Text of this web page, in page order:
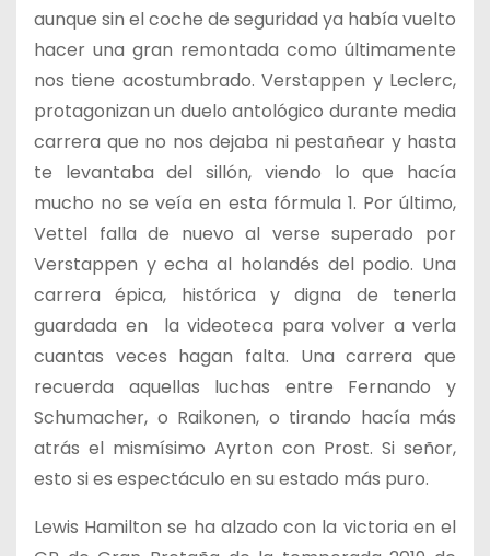
aunque sin el coche de seguridad ya había vuelto
hacer una gran remontada como últimamente
nos tiene acostumbrado. Verstappen y Leclerc,
protagonizan un duelo antológico durante media
carrera que no nos dejaba ni pestañear y hasta
te levantaba del sillón, viendo lo que hacía
mucho no se veía en esta fórmula 1. Por último,
Vettel falla de nuevo al verse superado por
Verstappen y echa al holandés del podio. Una
carrera épica, histórica y digna de tenerla
guardada en la videoteca para volver a verla
cuantas veces hagan falta. Una carrera que
recuerda aquellas luchas entre Fernando y
Schumacher, o Raikonen, o tirando hacía más
atrás el mismísimo Ayrton con Prost. Si señor,
esto si es espectáculo en su estado más puro.
Lewis Hamilton se ha alzado con la victoria en el